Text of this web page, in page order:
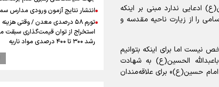
ادعایی ندارد مبنی بر اینکه
بلکه تعداد و اسامی را از زیارت ناحیه مقدسه و
نیست اما برای اینکه بتوانیم
الحسین(ع) به شهادت
امام حسین(ع)» برای علاقه‌مندان
انتشار نتایج آزمون ورودی مدارس
تورم ۵۸ درصدی معدن / وقتی هزینه
استخراج از توان قیمت‌گذاری سبقت
رشد ۳۰۰ تا ۴۰۰ درصدی مواد ناریه
دروازه‌بان سرشناس پرسپولیس در